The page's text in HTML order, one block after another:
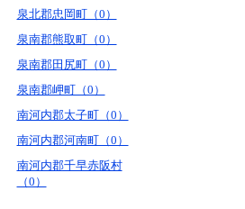
泉北郡忠岡町（0）
泉南郡熊取町（0）
泉南郡田尻町（0）
泉南郡岬町（0）
南河内郡太子町（0）
南河内郡河南町（0）
南河内郡千早赤阪村
（0）